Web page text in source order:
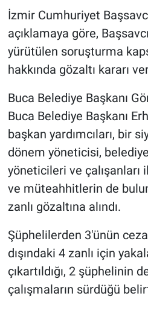
İzmir Cumhuriyet
açıklamaya göre,
yürütülen soruşturma
hakkında gözaltı kararı
Buca Belediye Başkanı
Buca Belediye Başkanı
başkan yardımcıları, bir
dönem yöneticisi,
yöneticileri ve çalışanları
ve müteahhitlerin de
zanlı gözaltına alındı.
Şüphelilerden 3'ünün
dışındaki 4 zanlı için
çıkartıldığı, 2 şüphelinin
çalışmaların sürdüğü